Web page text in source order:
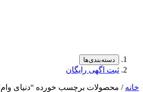
دسته‌بندی‌ها
ثبت اگهی رایگان
خانه / محصولات برچسب خورده “دنیای